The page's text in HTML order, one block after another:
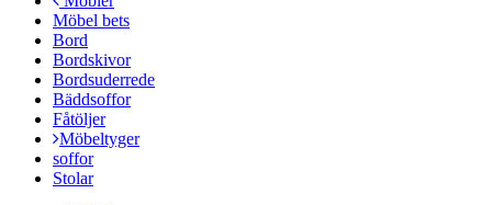
Möbel bets
Bord
Bordskivor
Bordsuderrede
Bäddsoffor
Fåtöljer
Möbeltyger
soffor
Stolar